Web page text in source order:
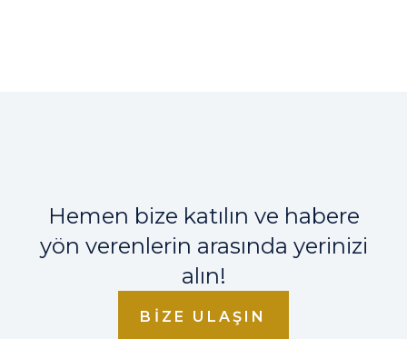
Hemen bize katılın ve habere
yön verenlerin arasında yerinizi
alın!
BIZE ULAŞIN